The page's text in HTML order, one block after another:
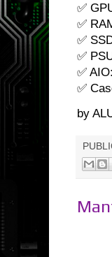
✅
✅
✅
✅
✅
✅
by